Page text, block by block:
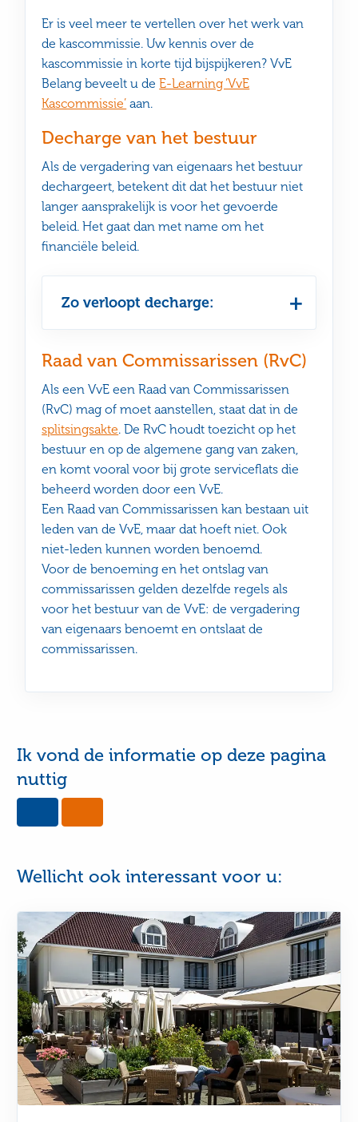
Er is veel meer te vertellen over het werk van
de kascommissie. Uw kennis over de
kascommissie in korte tijd bijspijkeren? VvE
Belang beveelt u deE-Learning ‘VvE
Kascommissie’ aan.
Decharge van het bestuur
Als de vergadering van eigenaars het bestuur
dechargeert, betekent dit dat het bestuur niet
langer aansprakelijk is voor het gevoerde
beleid. Het gaat dan met name om het
financiële beleid.
Zo verloopt decharge:
Raad van Commissarissen (RvC)
Als een VvE een Raad van Commissarissen
(RvC) mag of moet aanstellen, staat dat in de
splitsingsakte. De RvC houdt toezicht op het
bestuur en op de algemene gang van zaken,
en komt vooral voor bij grote serviceflats die
beheerd worden door een VvE.
Een Raad van Commissarissen kan bestaan uit
leden van de VvE, maar dat hoeft niet. Ook
niet-leden kunnen worden benoemd.
Voor de benoeming en het ontslag van
commissarissen gelden dezelfde regels als
voor het bestuur van de VvE: de vergadering
van eigenaars benoemt en ontslaat de
commissarissen.
Ik vond de informatie op deze pagina
nuttig
this
this
useful
Wellicht ook interessant voor u: